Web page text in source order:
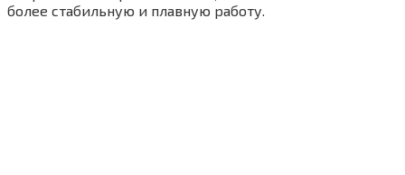
более стабильную и плавную работу.